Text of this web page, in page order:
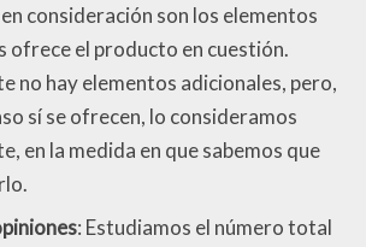
consideración son los elementos
ofrece el producto en cuestión.
no hay elementos adicionales, pero,
sí se ofrecen, lo consideramos
en la medida en que sabemos que
: Estudiamos el número total